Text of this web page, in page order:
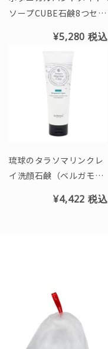
ソープCUBE石鹸8つセッ
¥5,280税込
琉球のタラソマリンクレ
イ洗顔石鹸（ベルガモッ
¥4,422税込